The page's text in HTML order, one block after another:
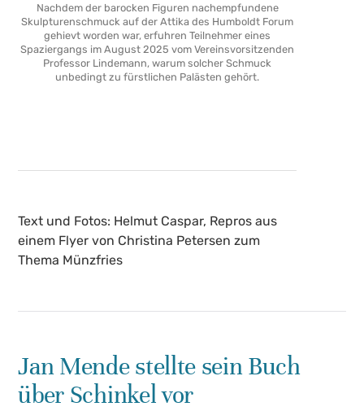
Nachdem der barocken Figuren nachempfundene
Skulpturenschmuck auf der Attika des Humboldt Forum
gehievt worden war, erfuhren Teilnehmer eines
Spaziergangs im August 2025 vom Vereinsvorsitzenden
Professor Lindemann, warum solcher Schmuck
unbedingt zu fürstlichen Palästen gehört.
Text und Fotos: Helmut Caspar, Repros aus
einem Flyer von Christina Petersen zum
Thema Münzfries
Jan Mende stellte sein Buch
über Schinkel vor